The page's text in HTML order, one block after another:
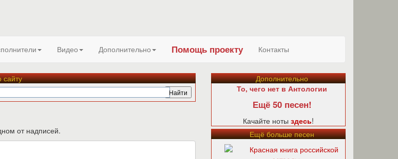
Видео Дополнительно Помощь проекту Контакты
сайту
от надписей.
Дополнительно
То, чего нет в Антологии
Ещё 50 песен!
Качайте ноты здесь!
Ещё больше песен